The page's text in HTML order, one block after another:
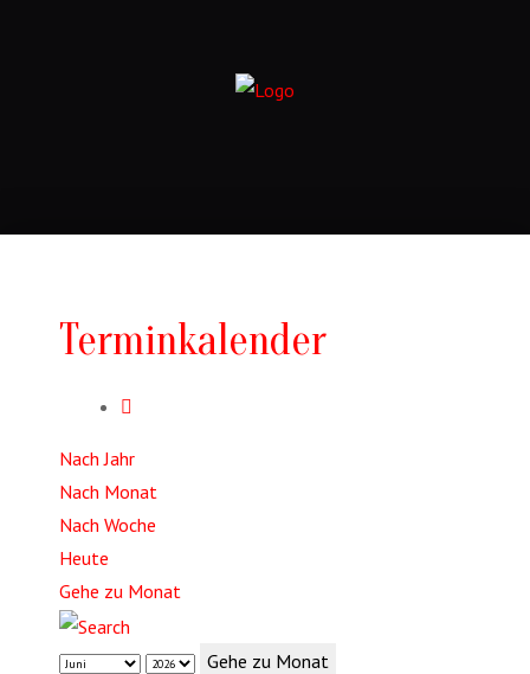
Terminkalender
Nach Jahr
Nach Monat
Nach Woche
Heute
Gehe zu Monat
Gehe zu Monat